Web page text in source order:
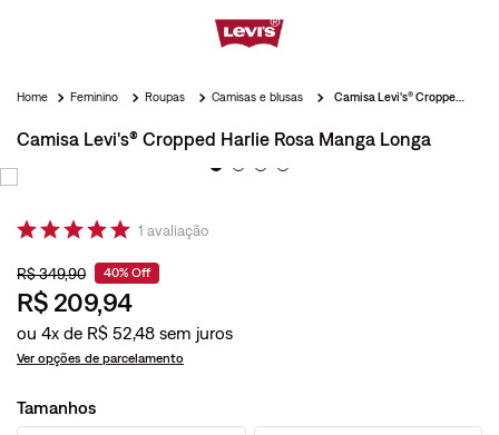
Feminino Roupas Camisas e blusas
Camisa Levi's® Cropped Harlie Rosa Manga Longa
1 avaliação
R$349,90 40% Off
R$ 209,94
ou 4x de R$ 52,48
Ver opções de parcelamento
Tamanhos